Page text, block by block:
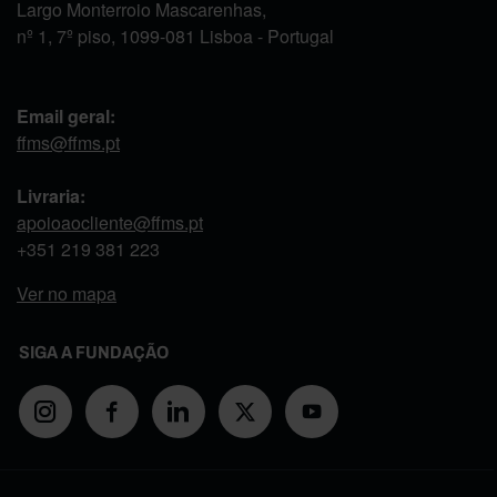
Largo Monterroio Mascarenhas,
nº 1, 7º piso, 1099-081 Lisboa - Portugal
Email geral:
ffms@ffms.pt
Livraria:
apoioaocliente@ffms.pt
+351 219 381 223
Ver no mapa
SIGA A FUNDAÇÃO